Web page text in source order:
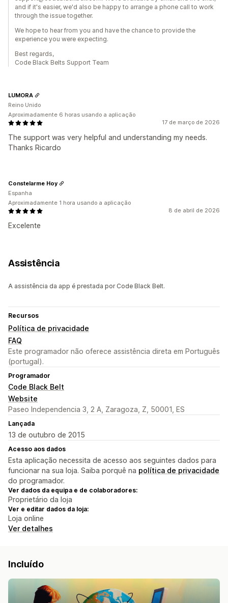
and if it's easier, we'd also be happy to arrange a phone call to work
through the issue together.
We hope to hear from you and have the chance to provide the
experience you were expecting.
Best regards,
Code Black Belts Support Team
17 de março de 2026
The support was very helpful and understanding my needs.
Thanks Ricardo
LUMORA
Reino Unido
Aproximadamente 6 horas usando a aplicação
8 de abril de 2026
Excelente
Constelarme Hoy
Espanha
Aproximadamente 1 hora usando a aplicação
Assistência
A assistência da app é prestada por Code Black Belt.
Recursos
Política de privacidade
FAQ
Este programador não oferece assistência direta em Português
(portugal).
Programador
Code Black Belt
Website
Paseo Independencia 3, 2 A, Zaragoza, Z, 50001, ES
Lançada
13 de outubro de 2015
Acesso aos dados
Esta aplicação necessita de acesso aos seguintes dados para
funcionar na sua loja. Saiba porquê na política de privacidade
do programador.
Ver dados da equipa e de colaboradores:
Proprietário da loja
Ver e editar dados da loja:
Loja online
Ver detalhes
Incluído